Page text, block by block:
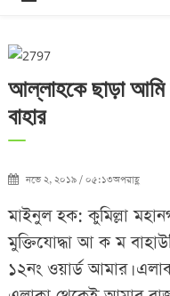
আল্লাহকে ছাড়া আমি
বাহার
নভে ২, ২০১৯ / ০৫:১৩অপরাহ্ণ
মাইনুল হক: কুমিল্লা
মুক্তিযোদ্ধা আ ক ম
১২নং ওয়ার্ড আমার।